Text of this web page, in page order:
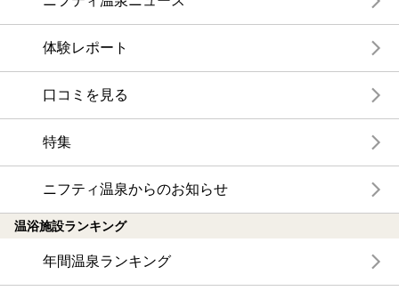
体験レポート
口コミを見る
特集
ニフティ温泉からのお知らせ
温浴施設ランキング
年間温泉ランキング